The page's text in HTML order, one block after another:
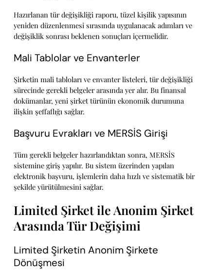
Hazırlanan tür değişikliği raporu, tüzel kişilik yapısının
yeniden düzenlenmesi sırasında uygulanacak adımları ve
değişiklik sonrası beklenen sonuçları içermelidir.
Mali Tablolar ve Envanterler
Şirketin mali tabloları ve envanter listeleri, tür değişikliği
sürecinde gerekli belgeler arasında yer alır. Bu finansal
dokümanlar, yeni şirket türünün ekonomik durumuna
ilişkin şeffaflığı sağlar.
Başvuru Evrakları ve MERSİS Girişi
Tüm gerekli belgeler hazırlandıktan sonra, MERSİS
sistemine giriş yapılır. Bu sistem üzerinden yapılan
elektronik başvuru, işlemlerin daha hızlı ve sistematik bir
şekilde yürütülmesini sağlar.
Limited Şirket ile Anonim Şirket
Arasında Tür Değişimi
Limited Şirketin Anonim Şirkete
Dönüşmesi